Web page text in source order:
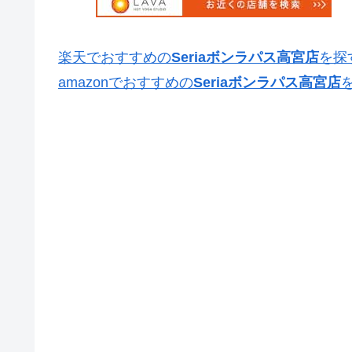
楽天でおすすめのSeriaボンラパス高宮店を探
amazonでおすすめのSeriaボンラパス高宮店